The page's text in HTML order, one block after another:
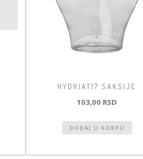
HYDRIAT17 SAKSIJE
103,00 RSD